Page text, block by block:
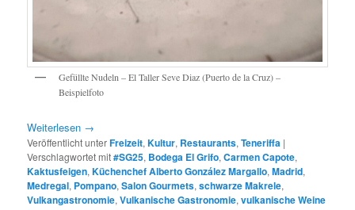
Gefüllte Nudeln – El Taller Seve Diaz (Puerto de la Cruz) –
Beispielfoto
Weiterlesen →
Veröffentlicht unterFreizeit,Kultur, Restaurants,Teneriffa |
Verschlagwortet mit#SG25, Bodega El Grifo,Carmen Capote,
Kaktusfeigen,Küchenchef Alberto González Margallo,Madrid,
Medregal, Pompano,Salon Gourmets,schwarze Makrele,
Vulkangastronomie,Vulkanische Gastronomie,vulkanische Weine